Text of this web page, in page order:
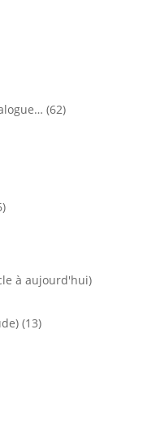
(62)
à aujourd'hui)
(13)